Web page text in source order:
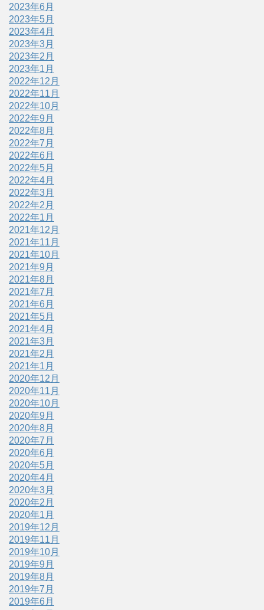
2023年6月
2023年5月
2023年4月
2023年3月
2023年2月
2023年1月
2022年12月
2022年11月
2022年10月
2022年9月
2022年8月
2022年7月
2022年6月
2022年5月
2022年4月
2022年3月
2022年2月
2022年1月
2021年12月
2021年11月
2021年10月
2021年9月
2021年8月
2021年7月
2021年6月
2021年5月
2021年4月
2021年3月
2021年2月
2021年1月
2020年12月
2020年11月
2020年10月
2020年9月
2020年8月
2020年7月
2020年6月
2020年5月
2020年4月
2020年3月
2020年2月
2020年1月
2019年12月
2019年11月
2019年10月
2019年9月
2019年8月
2019年7月
2019年6月